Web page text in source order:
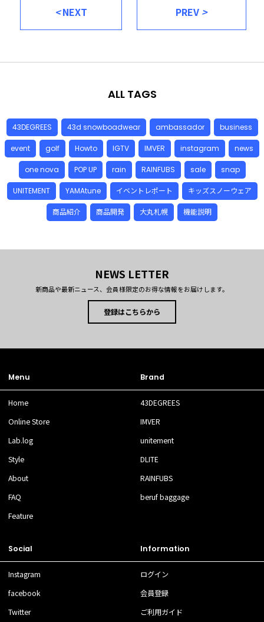
< NEXT PREV >
ALL TAGS
43DEGREES 43d snowboadwear ambassador business
event golf Howto IGTV IMVER instagram news
one nova POP UP rain RAINFUBS sale snap
UNITEMENT YAMAtune イベントレポート キッズスノーウェア
商品紹介 商品開発 大丸札幌 機能説明
NEWS LETTER
新商品や最新ニュース、会員様限定のお得な情報をお届けします。
登録はこちらから
Menu
Home
Online Store
Lab.log
Style
About
FAQ
Feature
Brand
43DEGREES
IMVER
unitement
DLITE
RAINFUBS
beruf baggage
Social
Instagram
facebook
Twitter
Information
ログイン
会員登録
ご利用ガイド